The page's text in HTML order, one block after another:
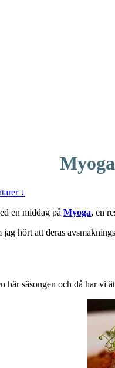
↓
en middag på Myoga, en
jag hört att deras
här säsongen och då har vi